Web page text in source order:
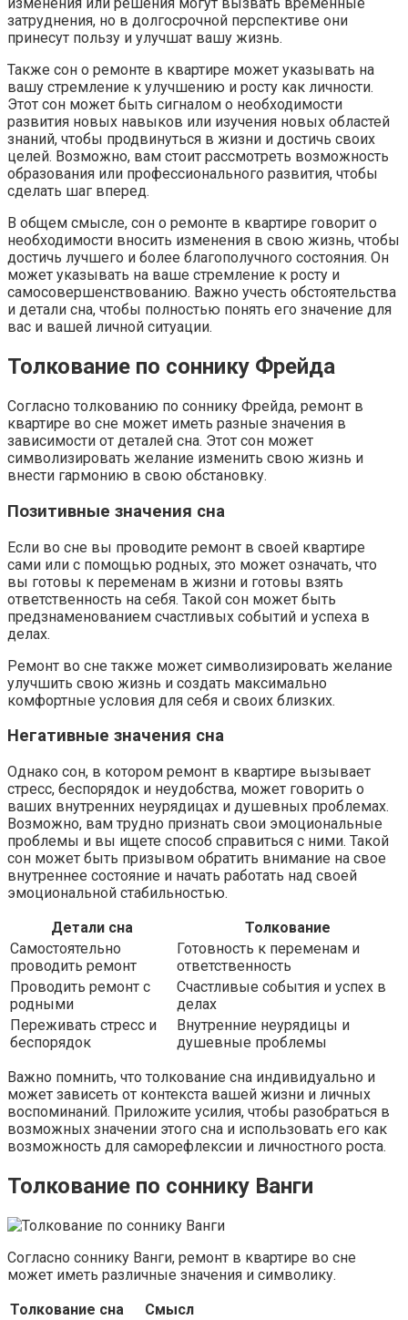
изменения или решения могут вызвать временные
затруднения, но в долгосрочной перспективе они
принесут пользу и улучшат вашу жизнь.
Также сон о ремонте в квартире может указывать на
вашу стремление к улучшению и росту как личности.
Этот сон может быть сигналом о необходимости
развития новых навыков или изучения новых областей
знаний, чтобы продвинуться в жизни и достичь своих
целей. Возможно, вам стоит рассмотреть возможность
образования или профессионального развития, чтобы
сделать шаг вперед.
В общем смысле, сон о ремонте в квартире говорит о
необходимости вносить изменения в свою жизнь, чтобы
достичь лучшего и более благополучного состояния. Он
может указывать на ваше стремление к росту и
самосовершенствованию. Важно учесть обстоятельства
и детали сна, чтобы полностью понять его значение для
вас и вашей личной ситуации.
Толкование по соннику Фрейда
Согласно толкованию по соннику Фрейда, ремонт в
квартире во сне может иметь разные значения в
зависимости от деталей сна. Этот сон может
символизировать желание изменить свою жизнь и
внести гармонию в свою обстановку.
Позитивные значения сна
Если во сне вы проводите ремонт в своей квартире
сами или с помощью родных, это может означать, что
вы готовы к переменам в жизни и готовы взять
ответственность на себя. Такой сон может быть
предзнаменованием счастливых событий и успеха в
делах.
Ремонт во сне также может символизировать желание
улучшить свою жизнь и создать максимально
комфортные условия для себя и своих близких.
Негативные значения сна
Однако сон, в котором ремонт в квартире вызывает
стресс, беспорядок и неудобства, может говорить о
ваших внутренних неурядицах и душевных проблемах.
Возможно, вам трудно признать свои эмоциональные
проблемы и вы ищете способ справиться с ними. Такой
сон может быть призывом обратить внимание на свое
внутреннее состояние и начать работать над своей
эмоциональной стабильностью.
Детали сна
Толкование
Самостоятельно
проводить ремонт
Готовность к переменам и
ответственность
Проводить ремонт с
родными
Счастливые события и успех в
делах
Переживать стресс и
беспорядок
Внутренние неурядицы и
душевные проблемы
Важно помнить, что толкование сна индивидуально и
может зависеть от контекста вашей жизни и личных
воспоминаний. Приложите усилия, чтобы разобраться в
возможных значении этого сна и использовать его как
возможность для саморефлексии и личностного роста.
Толкование по соннику Ванги
Согласно соннику Ванги, ремонт в квартире во сне
может иметь различные значения и символику.
Толкование сна
Смысл